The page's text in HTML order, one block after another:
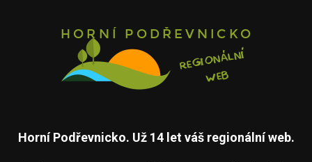
Horní Podřevnicko. Už 14 let váš regionální web.